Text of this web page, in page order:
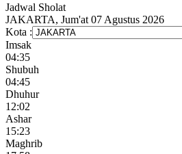
Jadwal Sholat
JAKARTA, Jum'at 07 Agustus 2026
Kota :
Imsak
04:35
Shubuh
04:45
Dhuhur
12:02
Ashar
15:23
Maghrib